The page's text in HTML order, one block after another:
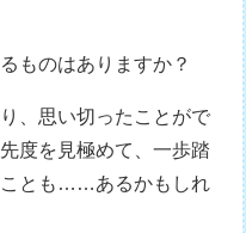
ものはありますか？
、思い切ったことがで
度を見極めて、一歩踏
ことも……あるかもしれ